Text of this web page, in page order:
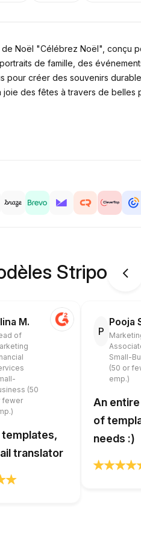
Noël "Célébrez Noël", conçu
de famille, des
créer des souvenirs
des fêtes à travers de
Stripo
M.
of
(50
fewer
translator
P
Pooja
Small-
(50 or
emp.)
An
of
needs :)